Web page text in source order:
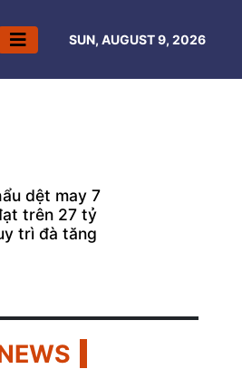
SUN, AUGUST 9, 2026
dệt may 7
trên 27 tỷ
trì đà tăng